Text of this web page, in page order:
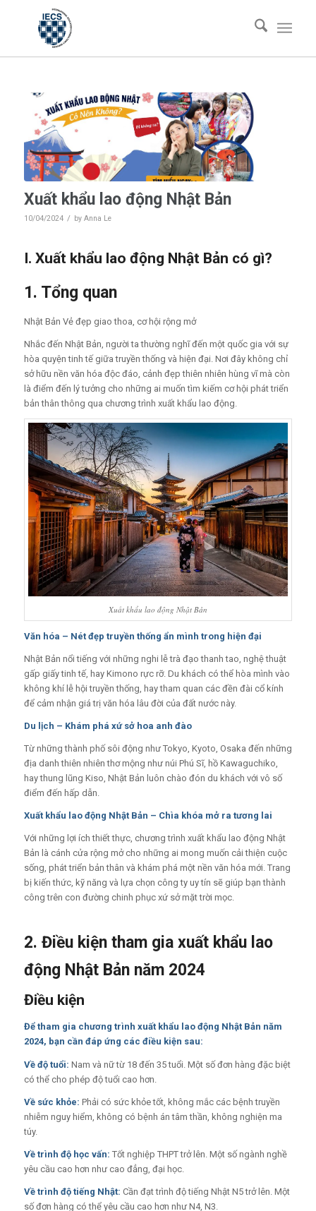
Xuất khẩu lao động Nhật Bản
10/04/2024 / by Anna Le
I. Xuất khẩu lao động Nhật Bản có gì?
1. Tổng quan
Nhật Bản Vẻ đẹp giao thoa, cơ hội rộng mở
Nhắc đến Nhật Bản, người ta thường nghĩ đến một quốc gia với sự
hòa quyện tinh tế giữa truyền thống và hiện đại. Nơi đây không chỉ
sở hữu nền văn hóa độc đáo, cảnh đẹp thiên nhiên hùng vĩ mà còn
là điểm đến lý tưởng cho những ai muốn tìm kiếm cơ hội phát triển
bản thân thông qua chương trình xuất khẩu lao động.
Xuất khẩu lao động Nhật Bản
Văn hóa – Nét đẹp truyền thống ẩn mình trong hiện đại
Nhật Bản nổi tiếng với những nghi lễ trà đạo thanh tao, nghệ thuật
gấp giấy tinh tế, hay Kimono rực rỡ. Du khách có thể hòa mình vào
không khí lễ hội truyền thống, hay tham quan các đền đài cổ kính
để cảm nhận giá trị văn hóa lâu đời của đất nước này.
Du lịch – Khám phá xứ sở hoa anh đào
Từ những thành phố sôi động như Tokyo, Kyoto, Osaka đến những
địa danh thiên nhiên thơ mộng như núi Phú Sĩ, hồ Kawaguchiko,
hay thung lũng Kiso, Nhật Bản luôn chào đón du khách với vô số
điểm đến hấp dẫn.
Xuất khẩu lao động Nhật Bản – Chìa khóa mở ra tương lai
Với những lợi ích thiết thực, chương trình xuất khẩu lao động Nhật
Bản là cánh cửa rộng mở cho những ai mong muốn cải thiện cuộc
sống, phát triển bản thân và khám phá một nền văn hóa mới. Trang
bị kiến thức, kỹ năng và lựa chọn công ty uy tín sẽ giúp bạn thành
công trên con đường chinh phục xứ sở mặt trời mọc.
2. Điều kiện tham gia xuất khẩu lao
động Nhật Bản năm 2024
Điều kiện
Để tham gia chương trình xuất khẩu lao động Nhật Bản năm
2024, bạn cần đáp ứng các điều kiện sau:
Về độ tuổi: Nam và nữ từ 18 đến 35 tuổi. Một số đơn hàng đặc biệt
có thể cho phép độ tuổi cao hơn.
Về sức khỏe: Phải có sức khỏe tốt, không mắc các bệnh truyền
nhiễm nguy hiểm, không có bệnh án tâm thần, không nghiện ma
túy.
Về trình độ học vấn: Tốt nghiệp THPT trở lên. Một số ngành nghề
yêu cầu cao hơn như cao đẳng, đại học.
Về trình độ tiếng Nhật: Cần đạt trình độ tiếng Nhật N5 trở lên. Một
số đơn hàng có thể yêu cầu cao hơn như N4, N3.